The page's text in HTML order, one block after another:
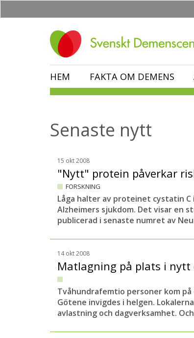
HEM FAKTA OM DEMENS
Senaste nytt
15 okt 2008
"Nytt" protein påverkar
FORSKNING
Låga halter av proteinet cystatin
Alzheimers sjukdom. Det visar en
publicerad i senaste numret av
14 okt 2008
Matlagning på plats i nytt
Tvåhundrafemtio personer kom
Götene invigdes i helgen.
avlastning och dagverksamhet.